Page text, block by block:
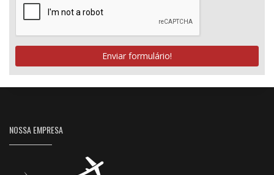
Enviar formulário!
NOSSA EMPRESA